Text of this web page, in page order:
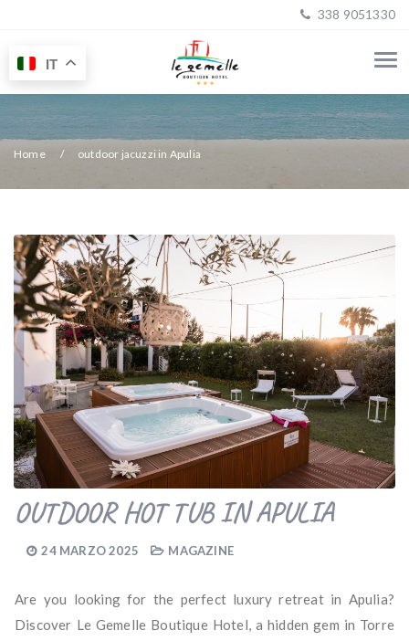
338 9051330
Home outdoor jacuzzi in Apulia
OUTDOOR HOT TUB IN APULIA
24 MARZO 2025 MAGAZINE
Are you looking for the perfect luxury retreat in Apulia?
Discover Le Gemelle Boutique Hotel, a hidden gem in Torre
IT